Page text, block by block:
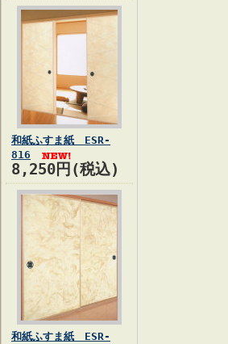
和紙ふすま紙 ESR-
816
8,250円(税込)
和紙ふすま紙 ESR-